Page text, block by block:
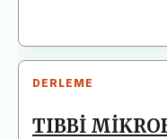
DERLEME
TIBBİ